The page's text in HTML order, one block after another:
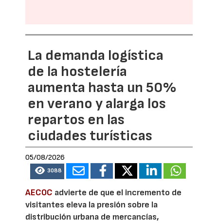
La demanda logística
de la hostelería
aumenta hasta un 50%
en verano y alarga los
repartos en las
ciudades turísticas
05/08/2026
3088
AECOC advierte de que el incremento de
visitantes eleva la presión sobre la
distribución urbana de mercancías,